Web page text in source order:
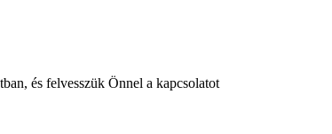
és felvesszük Önnel a kapcsolatot